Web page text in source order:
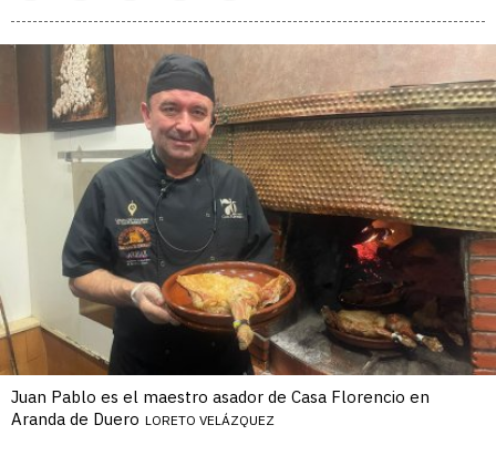
Juan Pablo es el maestro asador de Casa Florencio en
Aranda de Duero LORETO VELÁZQUEZ